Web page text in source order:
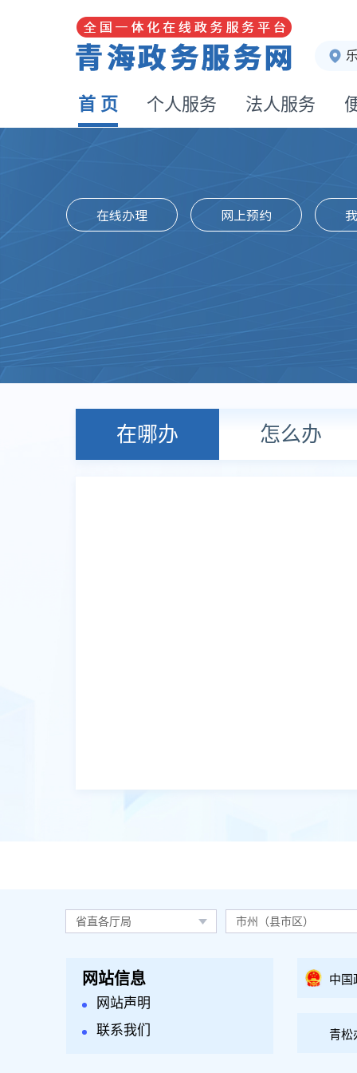
首 页 个人服务 法人服务
在线办理 网上预约
在哪办 怎么办
省直各厅局 市州（县市区）
网站信息
网站声明
联系我们
中国
青松